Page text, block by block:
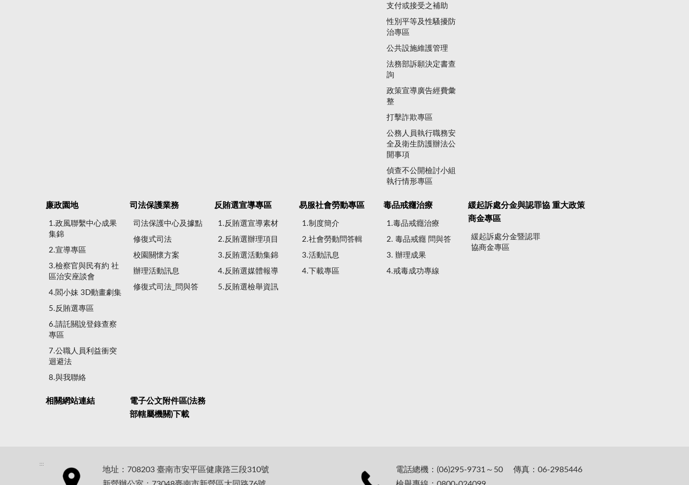
支付或接受之補助
性別平等及性騷擾防
治專區
公共設施維護管理
法務部訴願決定書查
詢
政策宣導廣告經費彙
整
打擊詐欺專區
公務人員執行職務安
全及衛生防護辦法公
開事項
偵查不公開檢討小組
執行情形專區
廉政園地
1.政風聯繫中心成果
集錦
2.宣導專區
3.檢察官與民有約 社
區治安座談會
4.閻小妹 3D動畫劇集
5.反賄選專區
6.請託關說登錄查察
專區
7.公職人員利益衝突
迴避法
8.與我聯絡
司法保護業務
司法保護中心及據點
修復式司法
校園關懷方案
辦理活動訊息
修復式司法_問與答
反賄選宣導專區
1.反賄選宣導素材
2.反賄選辦理項目
3.反賄選活動集錦
4.反賄選媒體報導
5.反賄選檢舉資訊
易服社會勞動專區
1.制度簡介
2.社會勞動問答輯
3.活動訊息
4.下載專區
毒品戒癮治療
1.毒品戒癮治療
2. 毒品戒癮 問與答
3. 辦理成果
4.戒毒成功專線
緩起訴處分金與認罪協
商金專區
緩起訴處分金暨認罪
協商金專區
重大政策
相關網站連結
電子公文附件區(法務
部轄屬機關)下載
:::
地址：708203 臺南市安平區健康路三段310號
電話總機：(06)295-9731～50 傳真：06-2985446